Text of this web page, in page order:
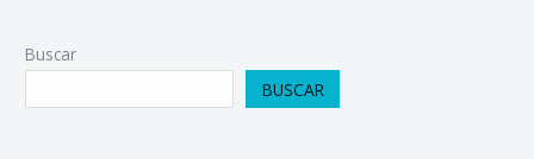
Buscar
BUSCAR